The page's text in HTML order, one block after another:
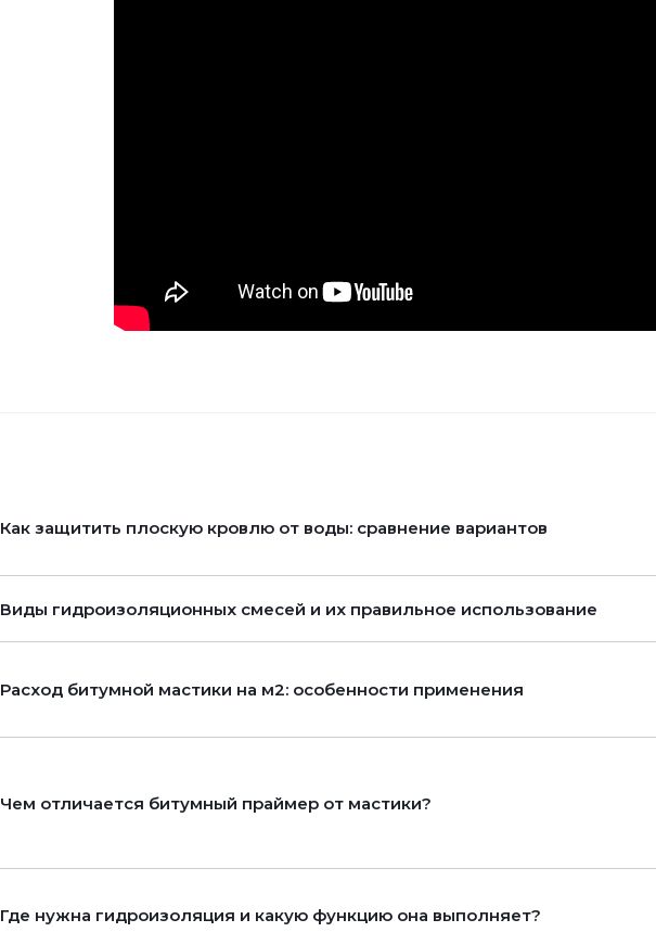
Как защитить плоскую кровлю от воды: сравнение вариантов
Виды гидроизоляционных смесей и их правильное использование
Расход битумной мастики на м2: особенности применения
Чем отличается битумный праймер от мастики?
Где нужна гидроизоляция и какую функцию она выполняет?